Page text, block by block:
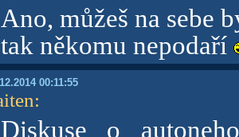
Ano, můžeš na sebe
tak někomu nepodaří
00:11:55
:
Diskuse o